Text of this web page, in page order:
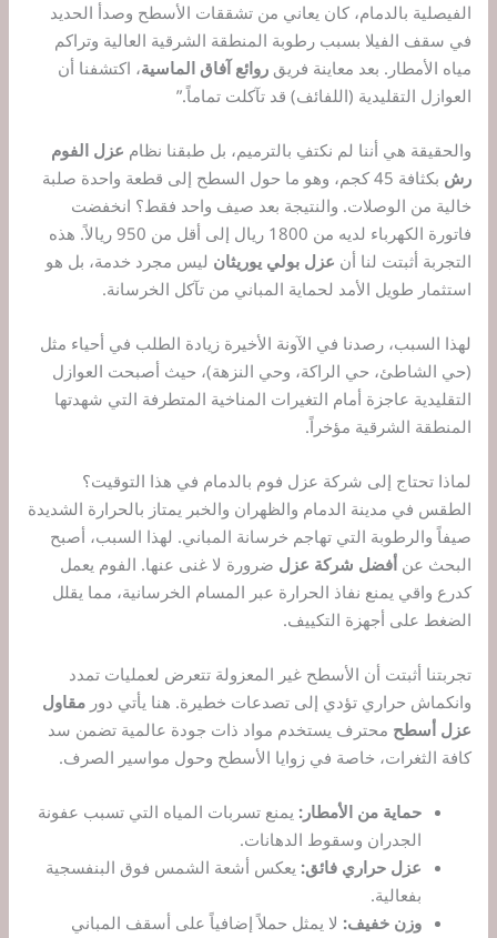
الفيصلية بالدمام، كان يعاني من تشققات الأسطح وصدأ الحديد
في سقف الفيلا بسبب رطوبة المنطقة الشرقية العالية وتراكم
مياه الأمطار. بعد معاينة فريقروائع آفاق الماسية، اكتشفنا أن
العوازل التقليدية (اللفائف) قد تآكلت تماماً.”
والحقيقة هي أننا لم نكتفِ بالترميم، بل طبقنا نظام عزل الفوم
رش
بكثافة 45 كجم، وهو ما حول السطح إلى قطعة واحدة صلبة
خالية من الوصلات. والنتيجة بعد صيف واحد فقط؟ انخفضت
فاتورة الكهرباء لديه من 1800 ريال إلى أقل من 950 ريالاً. هذه
التجربة أثبتت لنا أن عزل بولي يوريثان ليس مجرد خدمة، بل هو
استثمار طويل الأمد لحماية المباني من تآكل الخرسانة.
لهذا السبب، رصدنا في الآونة الأخيرة زيادة الطلب في أحياء مثل
(حي الشاطئ، حي الراكة، وحي النزهة)، حيث أصبحت العوازل
التقليدية عاجزة أمام التغيرات المناخية المتطرفة التي شهدتها
المنطقة الشرقية مؤخراً.
لماذا تحتاج إلى شركة عزل فوم بالدمام في هذا التوقيت؟
الطقس في مدينة الدمام والظهران والخبر يمتاز بالحرارة الشديدة
صيفاً والرطوبة التي تهاجم خرسانة المباني. لهذا السبب، أصبح
البحث عنأفضل شركة عزل ضرورة لا غنى عنها. الفوم يعمل
كدرع واقي يمنع نفاذ الحرارة عبر المسام الخرسانية، مما يقلل
الضغط على أجهزة التكييف.
تجربتنا أثبتت أن الأسطح غير المعزولة تتعرض لعمليات تمدد
وانكماش حراري تؤدي إلى تصدعات خطيرة. هنا يأتي دورمقاول
عزل أسطح محترف يستخدم مواد ذات جودة عالمية تضمن سد
كافة الثغرات، خاصة في زوايا الأسطح وحول مواسير الصرف.
حماية من الأمطار: يمنع تسربات المياه التي تسبب عفونة
الجدران وسقوط الدهانات.
عزل حراري فائق: يعكس أشعة الشمس فوق البنفسجية
بفعالية.
وزن خفيف: لا يمثل حملاً إضافياً على أسقف المباني